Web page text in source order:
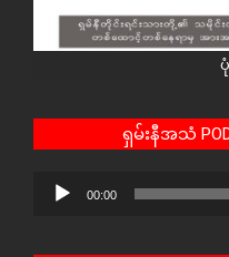
ရှမ်းနီအသံ
Audio
00:00